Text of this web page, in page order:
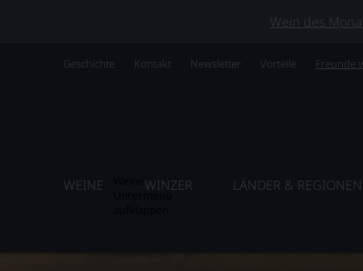
Wein des
Geschichte Kontakt Newsletter Vorteile Freunde
WEINE WINZER LÄNDER & REGIONEN